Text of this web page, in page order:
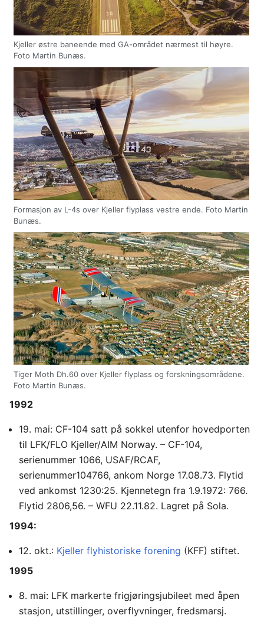
Kjeller østre baneende med GA-området nærmest til høyre.
Foto Martin Bunæs.
Formasjon av L-4s over Kjeller flyplass vestre ende. Foto Martin
Bunæs.
Tiger Moth Dh.60 over Kjeller flyplass og forskningsområdene.
Foto Martin Bunæs.
1992
19. mai: CF-104 satt på sokkel utenfor hovedporten
til LFK/FLO Kjeller/AIM Norway. – CF-104,
serienummer 1066, USAF/RCAF,
serienummer104766, ankom Norge 17.08.73. Flytid
ved ankomst 1230:25. Kjennetegn fra 1.9.1972: 766.
Flytid 2806,56. – WFU 22.11.82. Lagret på Sola.
1994:
12. okt.: Kjeller flyhistoriske forening (KFF) stiftet.
1995
8. mai: LFK markerte frigjøringsjubileet med åpen
stasjon, utstillinger, overflyvninger, fredsmarsj.